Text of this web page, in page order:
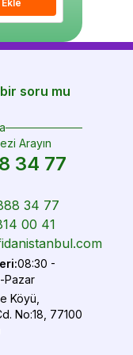
bir soru mu
Arayın
34 77
34 77
00 41
:08:30 -
Pazar
Köyü,
No:18, 77100